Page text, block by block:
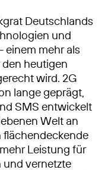
Deutschlands
und
einem mehr als
den heutigen
wird. 2G
lange geprägt,
SMS entwickelt
Welt an
flächendeckende
Leistung für
und vernetzte